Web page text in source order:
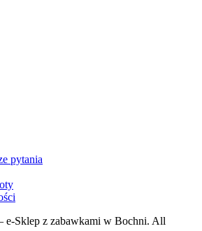
pytania
Sklep z zabawkami w Bochni. All